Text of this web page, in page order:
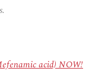
acid) NOW!